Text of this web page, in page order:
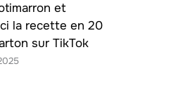
et
la recette en 20
sur TikTok